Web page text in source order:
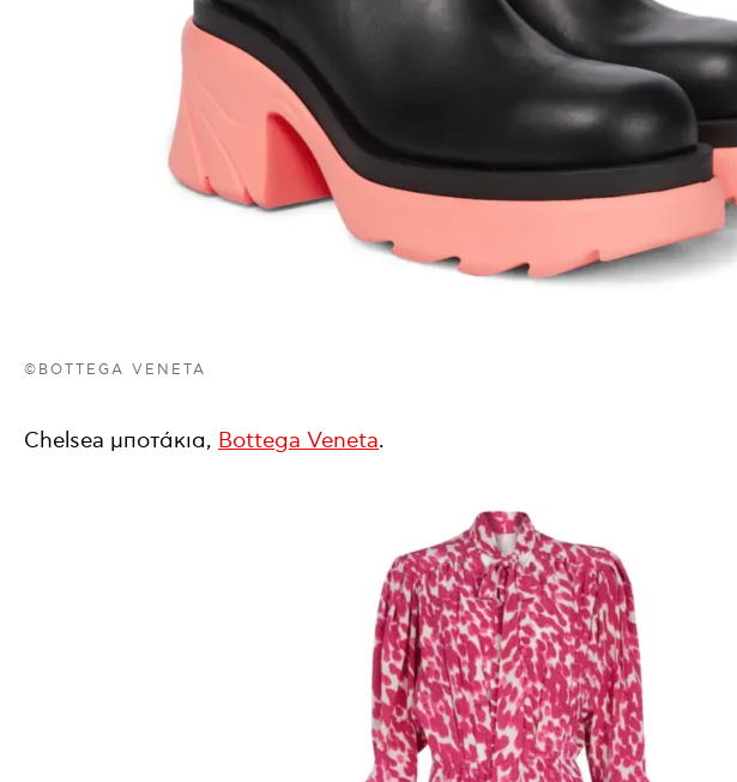
©BOTTEGA VENETA
Chelsea μποτάκια, Bottega Veneta.